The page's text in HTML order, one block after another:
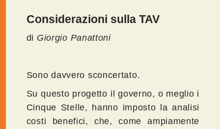
Considerazioni sulla TAV
di Giorgio Panattoni
Sono davvero sconcertato.
Su questo progetto il governo, o meglio i
Cinque Stelle, hanno imposto la analisi
costi benefici, che, come ampiamente